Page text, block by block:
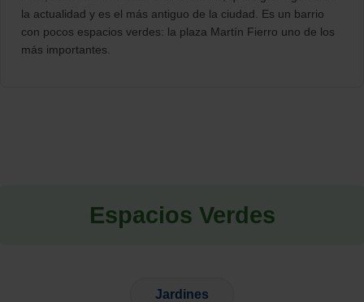
la actualidad y es el más antiguo de la ciudad. Es un barrio
con pocos espacios verdes: la plaza Martín Fierro uno de los
más importantes.
Espacios Verdes
Jardines